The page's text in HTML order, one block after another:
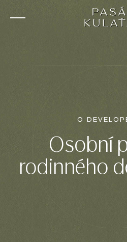
O DEVELOPEROVI
KONTAKT
O
Osobní
rodinného